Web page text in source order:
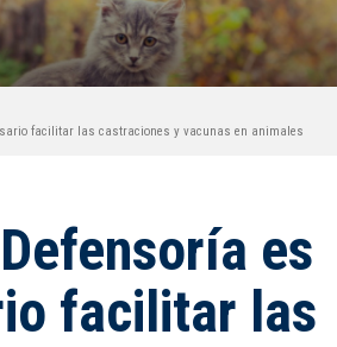
facilitar las castraciones y vacunas en animales
es
facilitar las